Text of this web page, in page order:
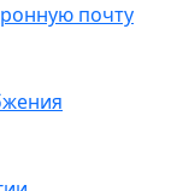
почту